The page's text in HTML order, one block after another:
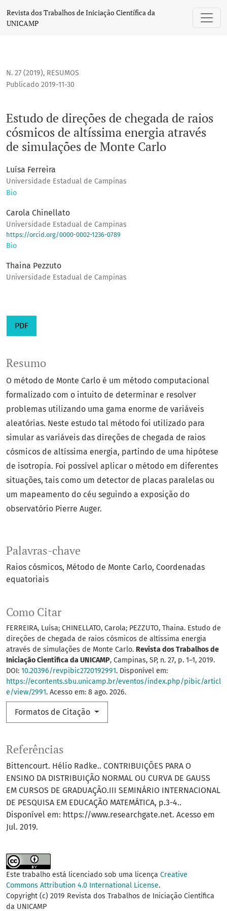
Estudo de direções de chegada de raios cósmicos de
Revista dos Trabalhos de Iniciação Científica da
UNICAMP
N. 27 (2019), RESUMOS
Estudo de direções de chegada de raios
cósmicos de altíssima energia através
de simulações de Monte Carlo
Publicado 2019-11-30
Luísa Ferreira
Universidade Estadual de Campinas
Bio
Carola Chinellato
Universidade Estadual de Campinas
https://orcid.org/0000-0002-1236-0789
Bio
Thaina Pezzuto
Universidade Estadual de Campinas
PDF
Palavras-chave
Raios cósmicos Método de Monte Carlo Coordenadas
equatoriais
Como Citar
FERREIRA, Luísa; CHINELLATO, Carola; PEZZUTO, Thaina. Estudo de
direções de chegada de raios cósmicos de altíssima energia
através de simulações de Monte Carlo. Revista dos Trabalhos de
Iniciação Científica da UNICAMP, Campinas, SP, n. 27, p. 1–1, 2019.
DOI: 10.20396/revpibic2720192991. Disponível em:
https://econtents.sbu.unicamp.br/eventos/index.php/pibic/articl
e/view/2991. Acesso em: 8 ago. 2026.
Formatos de Citação
Resumo
O método de Monte Carlo é um método computacional
formalizado com o intuito de determinar e resolver
problemas utilizando uma gama enorme de variáveis
aleatórias. Neste estudo tal método foi utilizado para
simular as variáveis das direções de chegada de raios
cósmicos de altíssima energia, partindo de uma hipótese
de isotropia. Foi possível aplicar o método em diferentes
situações, tais como um detector de placas paralelas ou
um mapeamento do céu seguindo a exposição do
observatório Pierre Auger.
Referências
Bittencourt. Hélio Radke.. CONTRIBUIÇÕES PARA O
ENSINO DA DISTRIBUIÇÃO NORMAL OU CURVA DE GAUSS
EM CURSOS DE GRADUAÇÃO.III SEMINÁRIO INTERNACIONAL
DE PESQUISA EM EDUCAÇÃO MATEMÁTICA, p.3-4..
Disponível em: https://www.researchgate.net. Acesso em
Jul. 2019.
Este trabalho está licenciado sob uma licença Creative
Commons Attribution 4.0 International License.
Copyright (c) 2019 Revista dos Trabalhos de Iniciação Científica
da UNICAMP